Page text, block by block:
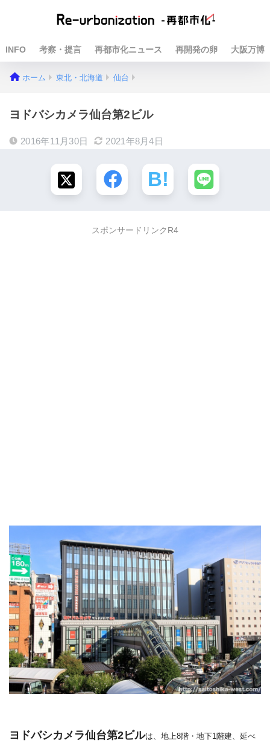
INFO 考察・提言 再都市化ニュース 再開発の卵 大阪万博
ホーム 東北・北海道 仙台
ヨドバシカメラ仙台第2ビル
2016年11月30日 2021年8月4日
スポンサードリンクR4
ヨドバシカメラ仙台第2ビルは、 地上8階・地下1 階建、延べ